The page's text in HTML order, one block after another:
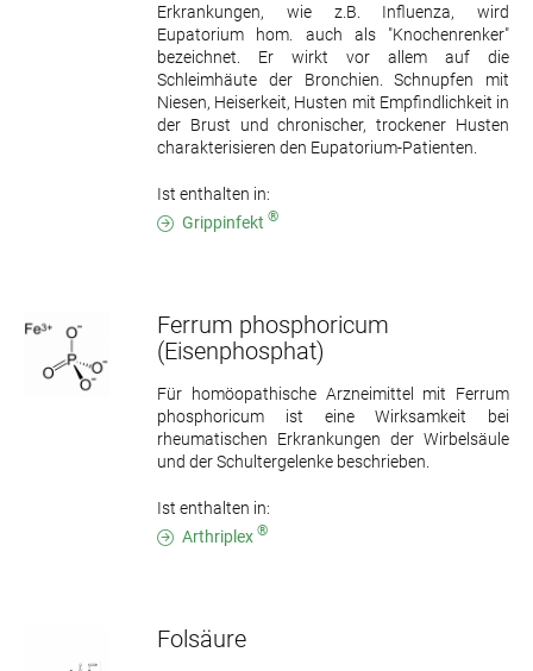
Erkrankungen, wie z.B. Influenza, wird
Eupatorium hom. auch als "Knochenrenker"
bezeichnet. Er wirkt vor allem auf die
Schleimhäute der Bronchien. Schnupfen mit
Niesen, Heiserkeit, Husten mit Empfindlichkeit in
der Brust und chronischer, trockener Husten
charakterisieren den Eupatorium-Patienten.
Ist enthalten in:
Grippinfekt ®
Ferrum phosphoricum
(Eisenphosphat)
Für homöopathische Arzneimittel mit Ferrum
phosphoricum ist eine Wirksamkeit bei
rheumatischen Erkrankungen der Wirbelsäule
und der Schultergelenke beschrieben.
Ist enthalten in:
Arthriplex ®
Folsäure